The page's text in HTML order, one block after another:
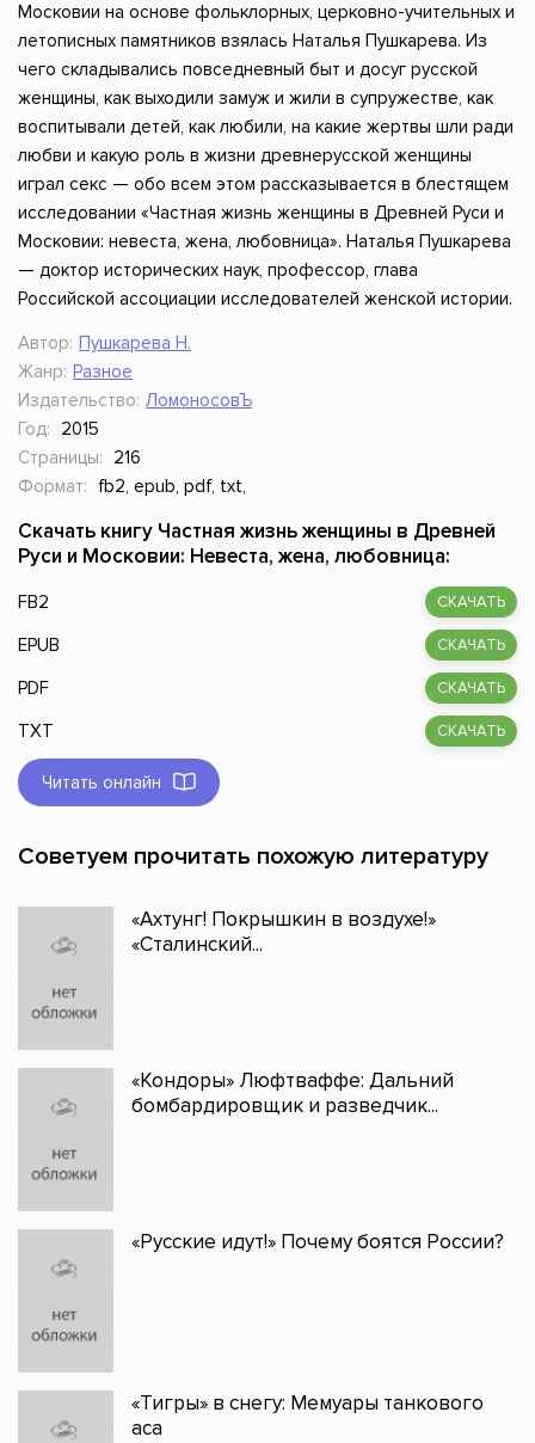
Московии на основе фольклорных, церковно-учительных и
летописных памятников взялась Наталья Пушкарева. Из
чего складывались повседневный быт и досуг русской
женщины, как выходили замуж и жили в супружестве, как
воспитывали детей, как любили, на какие жертвы шли ради
любви и какую роль в жизни древнерусской женщины
играл секс — обо всем этом рассказывается в блестящем
исследовании «Частная жизнь женщины в Древней Руси и
Московии: невеста, жена, любовница». Наталья Пушкарева
— доктор исторических наук, профессор, глава
Российской ассоциации исследователей женской истории.
Автор: Пушкарева Н.
Жанр: Разное
Издательство: ЛомоносовЪ
Год:
2015
Страницы:
216
Формат:
fb2, epub, pdf, txt,
Скачать книгу Частная жизнь женщины в Древней
Руси и Московии: Невеста, жена, любовница:
FB2 СКАЧАТЬ
EPUB СКАЧАТЬ
PDF СКАЧАТЬ
TXT СКАЧАТЬ
Читать онлайн
Советуем прочитать похожую литературу
«Ахтунг! Покрышкин в воздухе!»
«Сталинский...
«Кондоры» Люфтваффе: Дальний
бомбардировщик и разведчик...
«Русские идут!» Почему боятся России?
«Тигры» в снегу: Мемуары танкового
аса